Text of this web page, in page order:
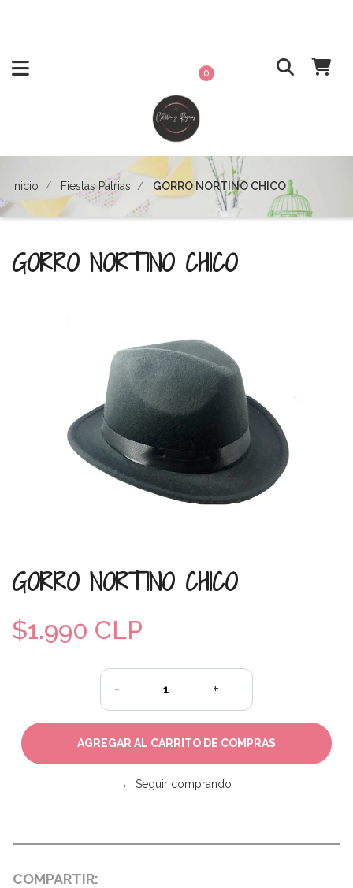
0
Inicio Fiestas Patrias GORRO NORTINO CHICO
GORRO NORTINO CHICO
GORRO NORTINO CHICO
$1.990 CLP
- +
← Seguir comprando
COMPARTIR: